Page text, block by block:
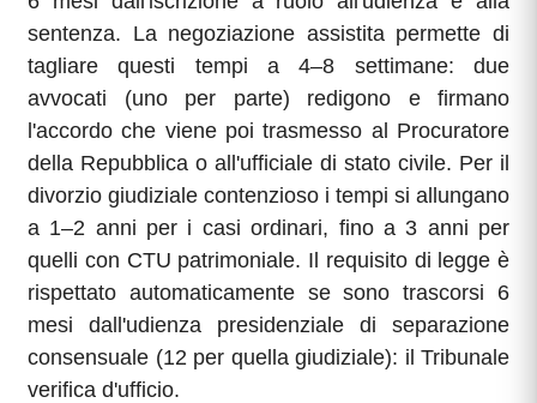
sentenza. La negoziazione assistita permette di
tagliare questi tempi a 4–8 settimane: due
avvocati (uno per parte) redigono e firmano
l'accordo che viene poi trasmesso al Procuratore
della Repubblica o all'ufficiale di stato civile. Per il
divorzio giudiziale contenzioso i tempi si allungano
a 1–2 anni per i casi ordinari, fino a 3 anni per
quelli con CTU patrimoniale. Il requisito di legge è
rispettato automaticamente se sono trascorsi 6
mesi dall'udienza presidenziale di separazione
consensuale (12 per quella giudiziale): il Tribunale
verifica d'ufficio.